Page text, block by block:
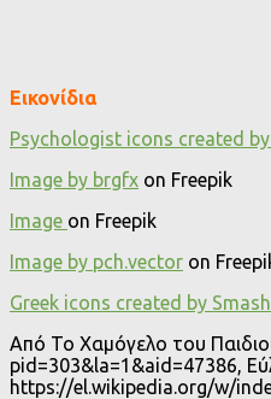
Εικονίδια
Psychologist icons created
Image by brgfx on Freepik
Image on Freepik
Image by pch.vector on
Greek icons created by
Από Το Χαμόγελο του
pid=303&la=1&aid=47386,
https://el.wikipedia.org/w/